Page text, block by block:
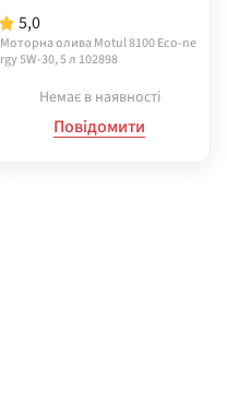
5,0
Моторна олива Motul 8100 Eco-ne
rgy 5W-30, 5 л 102898
Немає в наявності
Повідомити